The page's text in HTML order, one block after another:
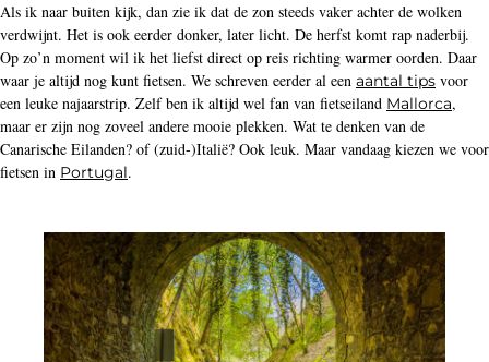
Als ik naar buiten kijk, dan zie ik dat de zon steeds vaker achter de wolken
verdwijnt. Het is ook eerder donker, later licht. De herfst komt rap naderbij.
Op zo’n moment wil ik het liefst direct op reis richting warmer oorden. Daar
waar je altijd nog kunt fietsen. We schreven eerder al een aantal tips voor
een leuke najaarstrip. Zelf ben ik altijd wel fan van fietseiland Mallorca,
maar er zijn nog zoveel andere mooie plekken. Wat te denken van de
Canarische Eilanden? of (zuid-)Italië? Ook leuk. Maar vandaag kiezen we voor
fietsen in Portugal.